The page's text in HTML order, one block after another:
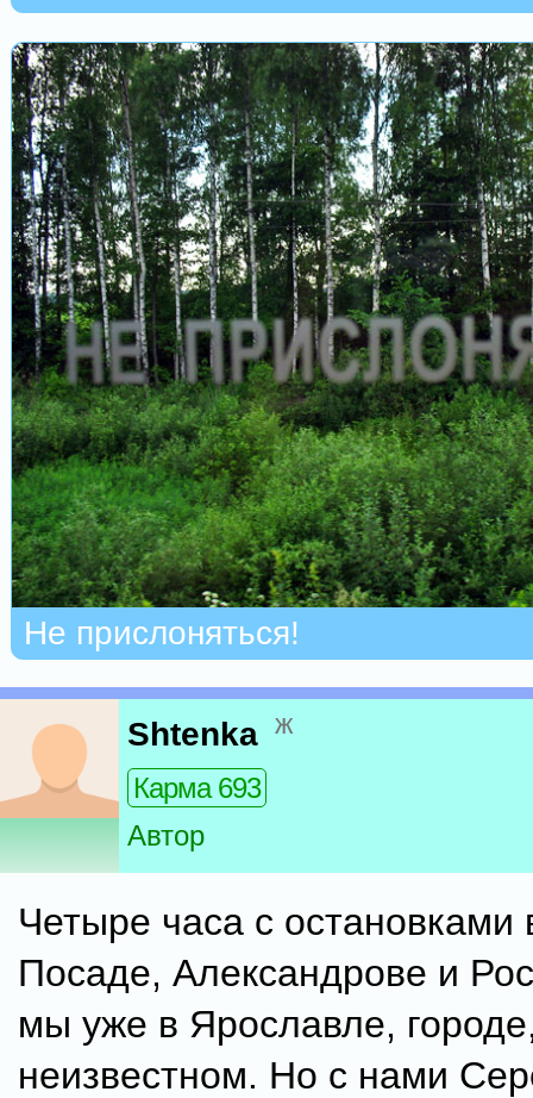
Не прислоняться!
Shtenka ж
Карма 693
Автор
Четыре часа с остановками
Посаде, Александрове и
мы уже в Ярославле,
неизвестном. Но с нами